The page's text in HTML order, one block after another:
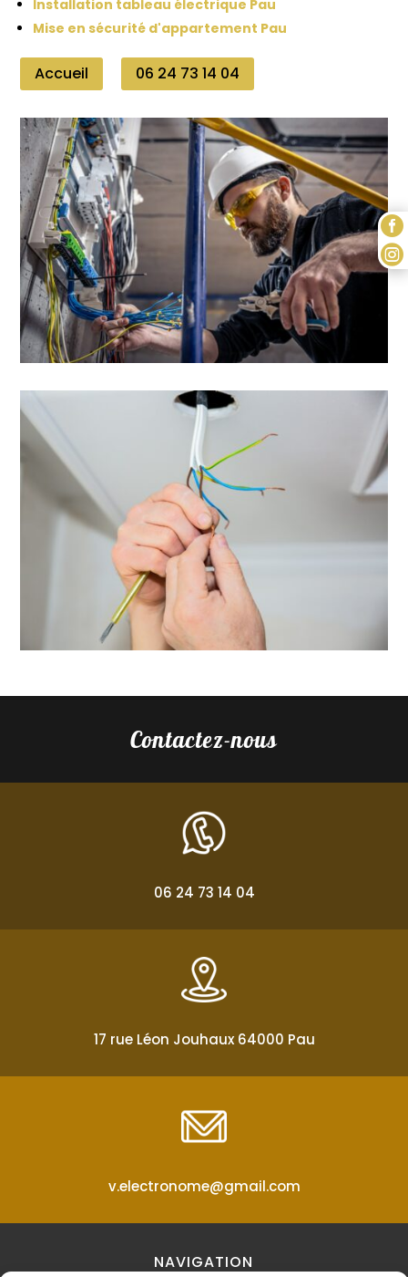
Installation tableau électrique Pau
Mise en sécurité d'appartement Pau
Accueil 06 24 73 14 04
Contactez-nous
06 24 73 14 04
17 rue Léon Jouhaux 64000 Pau
v.electronome@gmail.com
NAVIGATION

